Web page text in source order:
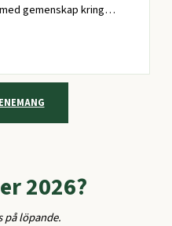
gemenskap kring…
2026?
på löpande.